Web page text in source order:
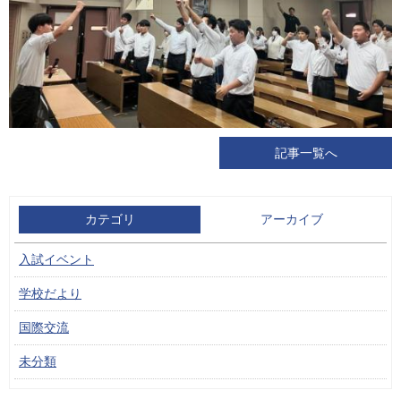
記事一覧へ
カテゴリ アーカイブ
入試イベント
学校だより
国際交流
未分類